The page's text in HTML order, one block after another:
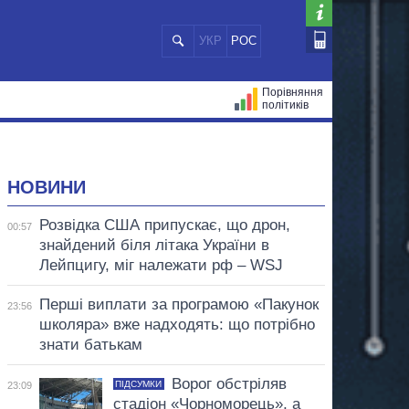
УКР РОС
Порівняння
політиків
НОВИНИ
00:57
Розвідка США припускає, що дрон,
знайдений біля літака України в
Лейпцигу, міг належати рф – WSJ
23:56
Перші виплати за програмою «Пакунок
школяра» вже надходять: що потрібно
знати батькам
23:09 ПІДСУМКИ
Ворог обстріляв
стадіон «Чорноморець», а